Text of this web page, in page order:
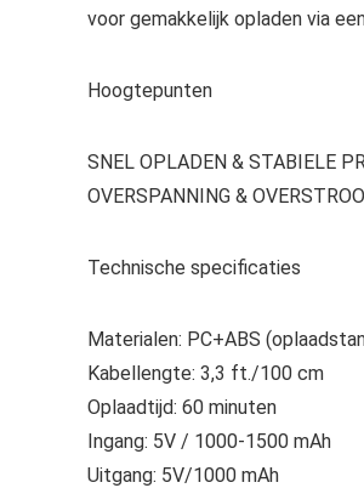
voor gemakkelijk opladen via
Hoogtepunten
SNEL OPLADEN & STABIELE
OVERSPANNING &
Technische specificaties
Materialen: PC+ABS
Kabellengte: 3,3 ft./100 cm
Oplaadtijd: 60 minuten
Ingang: 5V / 1000-1500 mAh
Uitgang: 5V/1000 mAh